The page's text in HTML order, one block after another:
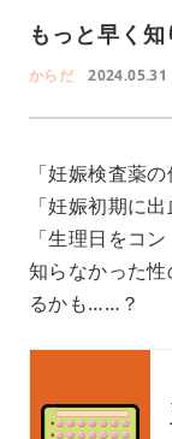
もっと早く
からだ 2024.05.31
「妊娠検査薬
「妊娠初期に出
「生理日をコ
知らなかった
るかも……？